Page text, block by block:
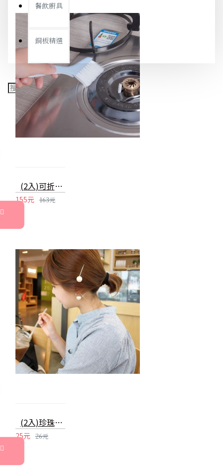
餐飲廚具
銅板精選
(2入)可折疊縫隙刷 門窗清潔刷 凹槽溝槽刷 水槽角落長柄刷
155元 163元
(2入)珍珠造型髮夾 一字夾 小鴨夾 瀏海髮夾 髮飾 飾品
25元 26元